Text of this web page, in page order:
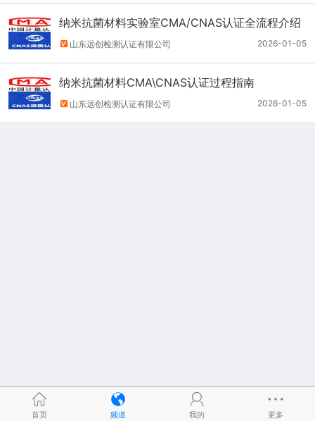
纳米抗菌材料实验室CMA/CNAS认证全流程介绍
2026-01-05
山东远创检测认证有限公司
纳米抗菌材料CMA\CNAS认证过程指南
2026-01-05
山东远创检测认证有限公司
首页 频道 我的 更多